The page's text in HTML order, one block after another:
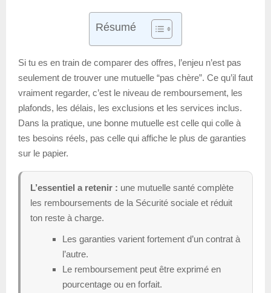
Résumé
Si tu es en train de comparer des offres, l’enjeu n’est pas
seulement de trouver une mutuelle “pas chère”. Ce qu’il faut
vraiment regarder, c’est le niveau de remboursement, les
plafonds, les délais, les exclusions et les services inclus.
Dans la pratique, une bonne mutuelle est celle qui colle à
tes besoins réels, pas celle qui affiche le plus de garanties
sur le papier.
L’essentiel a retenir : une mutuelle santé complète
les remboursements de la Sécurité sociale et réduit
ton reste à charge.
Les garanties varient fortement d’un contrat à
l’autre.
Le remboursement peut être exprimé en
pourcentage ou en forfait.